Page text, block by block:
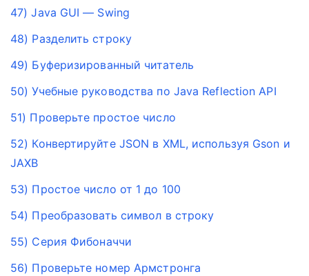
47) Java GUI — Swing
48) Разделить строку
49) Буферизированный читатель
50) Учебные руководства по Java Reflection API
51) Проверьте простое число
52) Конвертируйте JSON в XML, используя Gson и
JAXB
53) Простое число от 1 до 100
54) Преобразовать символ в строку
55) Серия Фибоначчи
56) Проверьте номер Армстронга